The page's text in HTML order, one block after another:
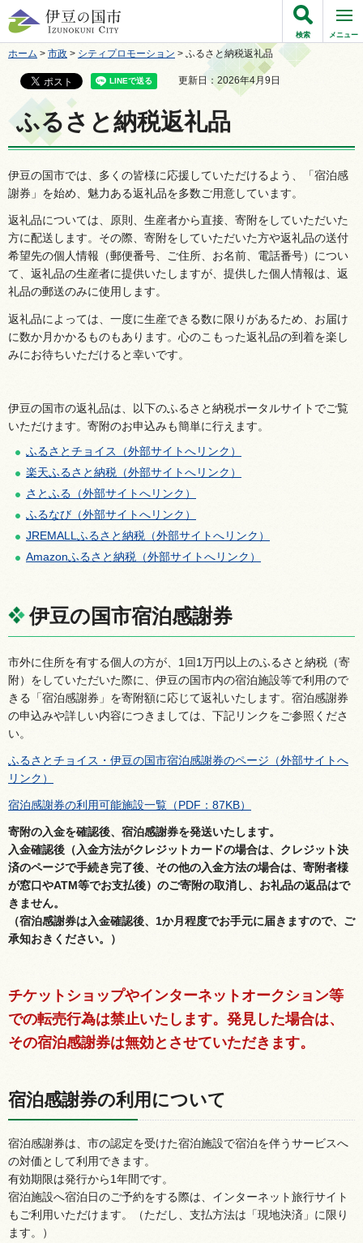
伊豆の国市
検索 メニュー
ホーム > 市政 > シティプロモーション > ふるさと納税返礼品
更新日：2026年4月9日
ふるさと納税返礼品
伊豆の国市では、多くの皆様に応援していただけるよう、「宿泊感
謝券」を始め、魅力ある返礼品を多数ご用意しています。
返礼品については、原則、生産者から直接、寄附をしていただいた
方に配送します。その際、寄附をしていただいた方や返礼品の送付
希望先の個人情報（郵便番号、ご住所、お名前、電話番号）につい
て、返礼品の生産者に提供いたしますが、提供した個人情報は、返
礼品の郵送のみに使用します。
返礼品によっては、一度に生産できる数に限りがあるため、お届け
に数か月かかるものもあります。心のこもった返礼品の到着を楽し
みにお待ちいただけると幸いです。
伊豆の国市の返礼品は、以下のふるさと納税ポータルサイトでご覧
いただけます。寄附のお申込みも簡単に行えます。
ふるさとチョイス（外部サイトへリンク）
楽天ふるさと納税（外部サイトへリンク）
さとふる（外部サイトへリンク）
ふるなび（外部サイトへリンク）
JREMALLふるさと納税（外部サイトへリンク）
Amazonふるさと納税（外部サイトへリンク）
伊豆の国市宿泊感謝券
市外に住所を有する個人の方が、1回1万円以上のふるさと納税（寄
附）をしていただいた際に、伊豆の国市内の宿泊施設等で利用ので
きる「宿泊感謝券」を寄附額に応じて返礼いたします。宿泊感謝券
の申込みや詳しい内容につきましては、下記リンクをご参照くださ
い。
ふるさとチョイス・伊豆の国市宿泊感謝券のページ（外部サイトへ
リンク）
宿泊感謝券の利用可能施設一覧（PDF：87KB）
寄附の入金を確認後、宿泊感謝券を発送いたします。
入金確認後（入金方法がクレジットカードの場合は、クレジット決
済のページで手続き完了後、その他の入金方法の場合は、寄附者様
が窓口やATM等でお支払後）のご寄附の取消し、お礼品の返品はで
きません。
（宿泊感謝券は入金確認後、1か月程度でお手元に届きますので、ご
承知おきください。）
チケットショップやインターネットオークション等
での転売行為は禁止いたします。発見した場合は、
その宿泊感謝券は無効とさせていただきます。
宿泊感謝券の利用について
宿泊感謝券は、市の認定を受けた宿泊施設で宿泊を伴うサービスへ
の対価として利用できます。
有効期限は発行から1年間です。
宿泊施設へ宿泊日のご予約をする際は、インターネット旅行サイト
もご利用いただけます。（ただし、支払方法は「現地決済」に限り
ます。）